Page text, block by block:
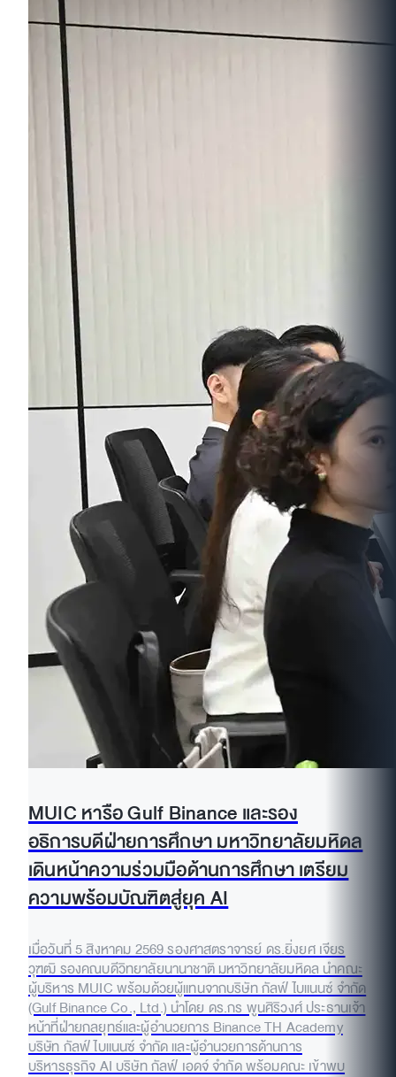
MUIC หารือ Gulf Binance และรอง
อธิการบดีฝ่ายการศึกษา มหาวิทยาลัยมหิดล
เดินหน้าความร่วมมือด้านการศึกษา เตรียม
ความพร้อมบัณฑิตสู่ยุค AI
เมื่อวันที่ 5 สิงหาคม 2569 รองศาสตราจารย์ ดร.ยิ่งยศ เจียร
วุฑฒิ รองคณบดีวิทยาลัยนานาชาติ มหาวิทยาลัยมหิดล นำคณะ
ผู้บริหาร MUIC พร้อมด้วยผู้แทนจากบริษัท กัลฟ์ ไบแนนซ์ จำกัด
(Gulf Binance Co., Ltd.) นำโดย ดร.กร พูนศิริวงศ์ ประธานเจ้า
หน้าที่ฝ่ายกลยุทธ์และผู้อำนวยการ Binance TH Academy
บริษัท กัลฟ์ ไบแนนซ์ จำกัด และผู้อำนวยการด้านการ
บริหารธุรกิจ AI บริษัท กัลฟ์ เอดจ์ จำกัด พร้อมคณะ เข้าพบ